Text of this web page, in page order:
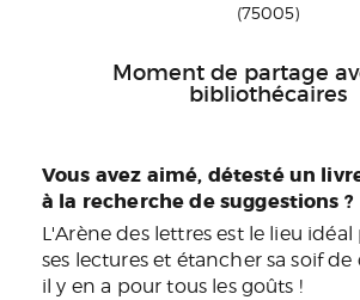
(75005)
Moment de partage
bibliothécaires
Vous avez aimé, détesté un
à la recherche de suggestions ?
L'Arène des lettres est le lieu
ses lectures et étancher sa soif de
il y en a pour tous les goûts !